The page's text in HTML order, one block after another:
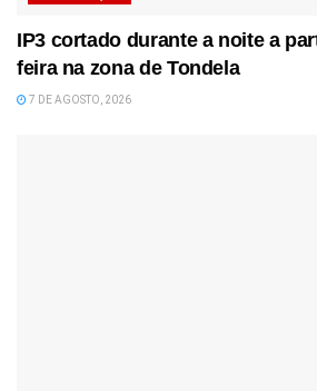
IP3 cortado durante a noite a
feira na zona de Tondela
7 DE AGOSTO, 2026